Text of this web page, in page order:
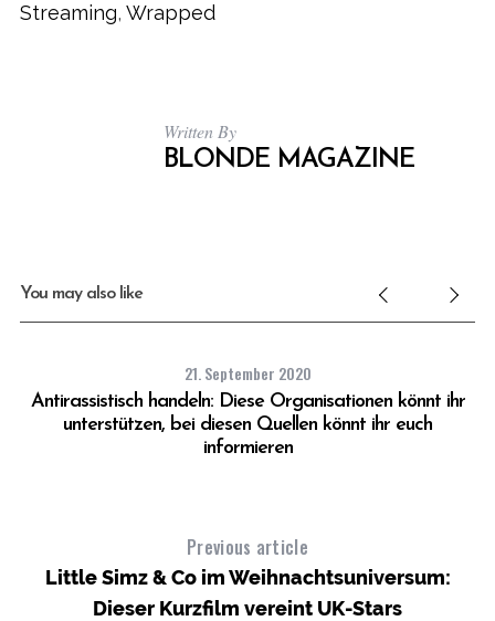
Streaming, Wrapped
Written By
BLONDE MAGAZINE
You may also like
21. September 2020
Antirassistisch handeln: Diese Organisationen könnt ihr
unterstützen, bei diesen Quellen könnt ihr euch
informieren
Previous article
Little Simz & Co im Weihnachtsuniversum:
Dieser Kurzfilm vereint UK-Stars